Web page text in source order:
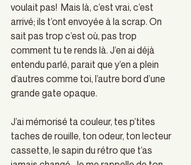
voulait pas!  Mais là, c’est vrai, c’est
arrivé; ils t’ont envoyée à la scrap. On
sait pas trop c’est où, pas trop
comment tu te rends là. J’en ai déjà
entendu parlé, parait que y’en a plein
d’autres comme toi, l’autre bord d’une
grande gate opaque.
J’ai mémorisé ta couleur, tes p’tites
taches de rouille, ton odeur, ton lecteur
cassette, le sapin du rétro que t’as